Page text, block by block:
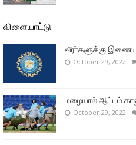
விளையாட்டு
வீரா்களுக்கு
October 29, 2022
மழையால் ஆட்டம்
October 29, 2022